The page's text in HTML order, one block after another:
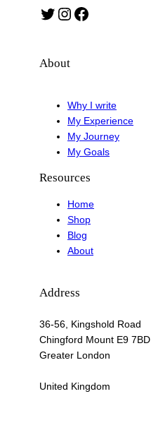
Twitter Instagram Facebook
About
Why I write
My Experience
My Journey
My Goals
Resources
Home
Shop
Blog
About
Address
36-56, Kingshold Road
Chingford Mount E9 7BD
Greater London
United Kingdom